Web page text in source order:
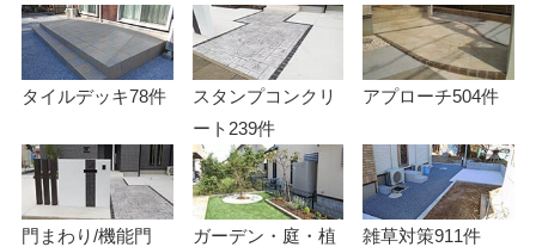
タイルデッキ78件
スタンプコンクリ
ート 239件
アプローチ504件
門まわり/機能門
ガーデン・庭・植
雑草対策911件